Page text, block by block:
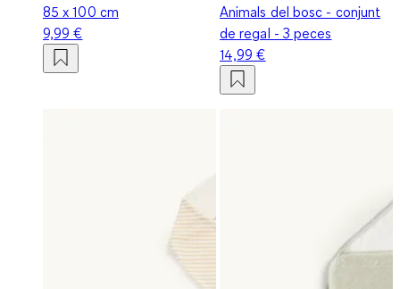
85 x 100 cm
9,99 €
Animals del bosc - conjunt
de regal - 3 peces
14,99 €